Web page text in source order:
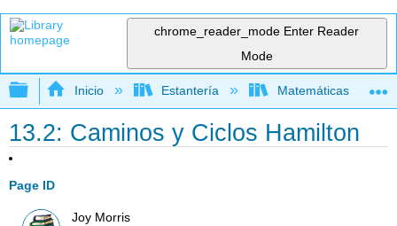
chrome_reader_mode Enter Reader
Mode
Expandir/contraer jerarquía global
Inicio Estantería Matemáticas
13.2: Caminos y Ciclos Hamilton
Page ID
Joy Morris